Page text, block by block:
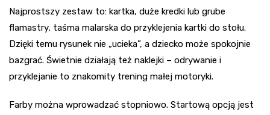
Najprostszy zestaw to: kartka, duże kredki lub grube
flamastry, taśma malarska do przyklejenia kartki do stołu.
Dzięki temu rysunek nie „ucieka”, a dziecko może spokojnie
bazgrać. Świetnie działają też naklejki – odrywanie i
przyklejanie to znakomity trening małej motoryki.
Farby można wprowadzać stopniowo. Startową opcją jest